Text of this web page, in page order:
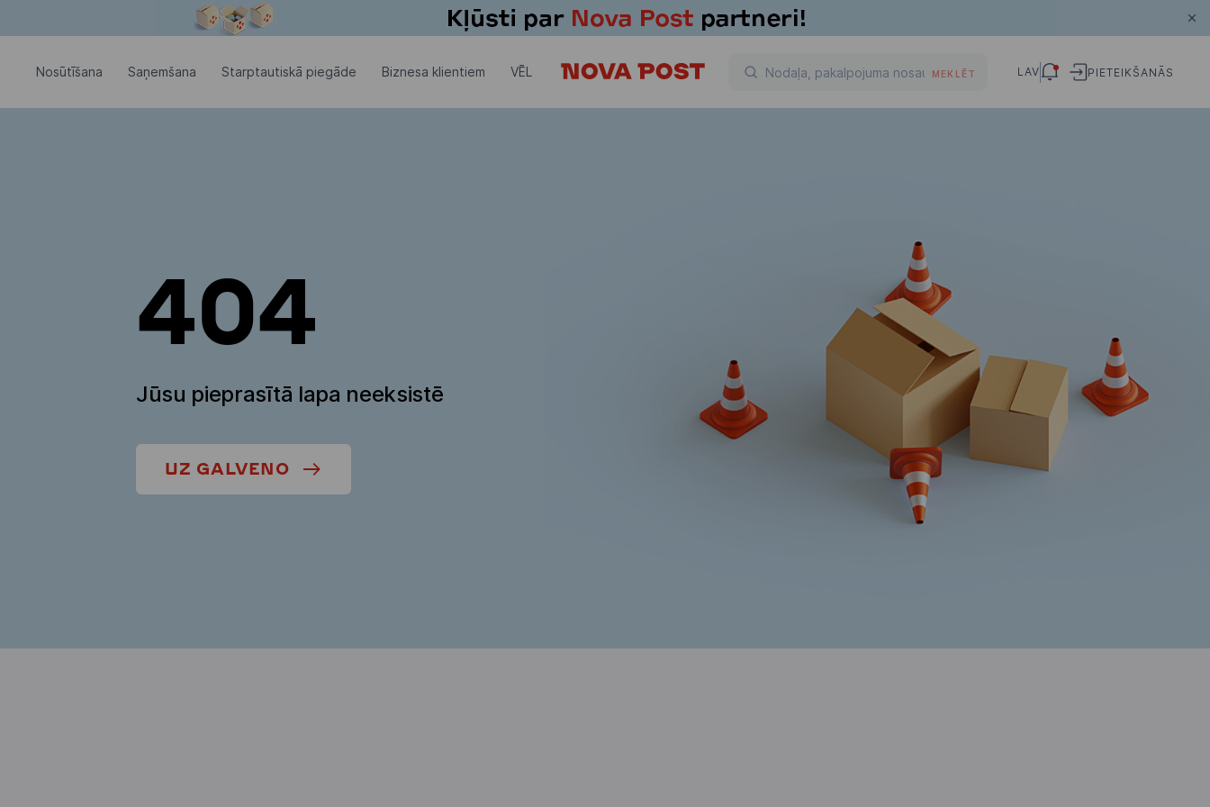
Nosūtīšana Saņemšana Starptautiskā piegāde Biznesa klientiem VĒL MEKLĒT LAV PIETEIKŠANĀS
404
Jūsu pieprasītā lapa neeksistē
UZ GALVENO